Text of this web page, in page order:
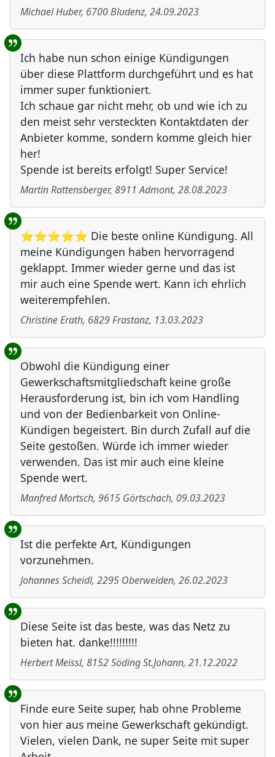
Michael Huber, 6700Bludenz, 24.09.2023
Ich habe nun schon einige Kündigungen
über diese Plattform durchgeführt und es hat
immer super funktioniert.
Ich schaue gar nicht mehr, ob und wie ich zu
den meist sehr versteckten Kontaktdaten der
Anbieter komme, sondern komme gleich hier
her!
Spende ist bereits erfolgt! Super Service!
Martin Rattensberger, 8911 Admont, 28.08.2023
⭐⭐⭐⭐⭐ Die beste online Kündigung. All
meine Kündigungen haben hervorragend
geklappt. Immer wieder gerne und das ist
mir auch eine Spende wert. Kann ich ehrlich
weiterempfehlen.
Christine Erath, 6829Frastanz, 13.03.2023
Obwohl die Kündigung einer
Gewerkschaftsmitgliedschaft keine große
Herausforderung ist, bin ich vom Handling
und von der Bedienbarkeit von Online-
Kündigen begeistert. Bin durch Zufall auf die
Seite gestoßen. Würde ich immer wieder
verwenden. Das ist mir auch eine kleine
Spende wert.
Manfred Mortsch, 9615 Görtschach, 09.03.2023
Ist die perfekte Art, Kündigungen
vorzunehmen.
Johannes Scheidl, 2295 Oberweiden, 26.02.2023
Diese Seite ist das beste, was das Netz zu
bieten hat. danke!!!!!!!!!
Herbert Meissl, 8152Söding St.Johann, 21.12.2022
Finde eure Seite super, hab ohne Probleme
von hier aus meine Gewerkschaft gekündigt.
Vielen, vielen Dank, ne super Seite mit super